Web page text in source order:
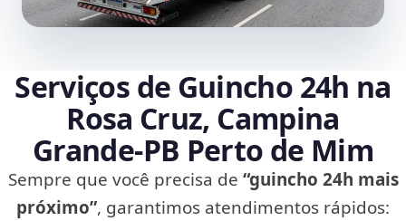
Serviços de Guincho 24h na
Rosa Cruz, Campina
Grande‑PB Perto de Mim
Sempre que você precisa de “guincho 24h mais
próximo”, garantimos atendimentos rápidos: